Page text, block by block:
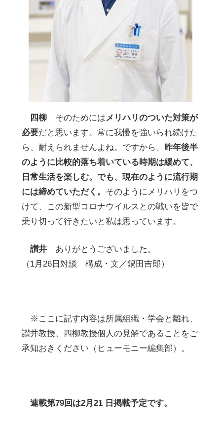
四柳そのためにはメリハリのついた対策が
必要だと思います。常に我慢を強いられ続けた
ら、耐えられませんよね。ですから、 昨年後半
のように比較的落ち着いている時期は緩めて、
日常生活を楽しむ。でも、現在のように流行期
には締めていただく。 そのようにメリハリをつ
けて、この新型コロナウイルスとの戦いを皆で
乗り切って行きたいと私は思っています。
讃井ありがとうございました。
（1月 26日対談 構成・文／鍋田吉郎）
※ ここに記す内容は所属組織・学会と離れ、
讃井教授、四柳教授個人の見解であることをご
承知おきください（ヒューモニー編集部）。
連載第79回は2月 21 日掲載予定です。